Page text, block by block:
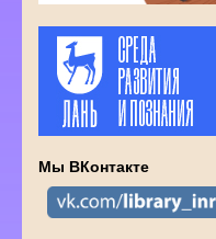
Мы ВКонтакте